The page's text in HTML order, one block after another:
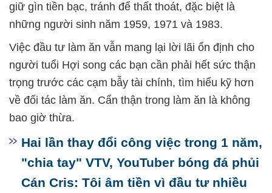
giữ gìn tiền bạc, tránh để thất thoát, đặc biệt là
những người sinh năm 1959, 1971 và 1983.
Việc đầu tư làm ăn vẫn mang lại lời lãi ổn định cho
người tuổi Hợi song các bạn cần phải hết sức thận
trọng trước các cạm bẫy tài chính, tìm hiểu kỹ hơn
về đối tác làm ăn. Cẩn thận trong làm ăn là không
bao giờ thừa.
Hai lần thay đổi công việc trong 1 năm,
"chia tay" VTV, YouTuber bóng đá phủi
Cán Cris: Tôi âm tiền vì đầu tư nhiều